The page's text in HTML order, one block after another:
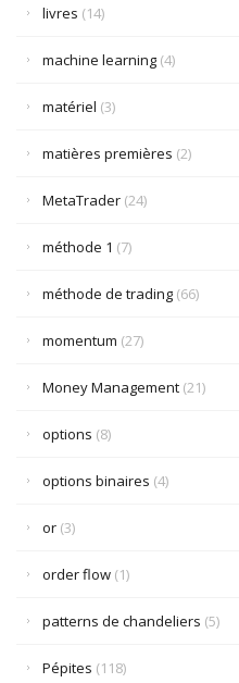
livres (14)
machine learning (4)
matériel (3)
matières premières (2)
MetaTrader (24)
méthode 1 (7)
méthode de trading (66)
momentum (27)
Money Management (21)
options (8)
options binaires (4)
or (3)
order flow (1)
patterns de chandeliers (5)
Pépites (118)